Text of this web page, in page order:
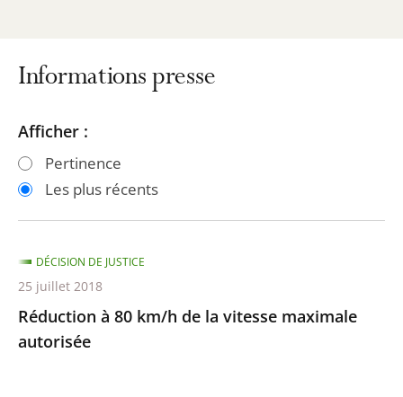
Informations presse
Passer
les
filtres
après
Passer
les
filtres
avant
Afficher :
Pertinence
Les plus récents
Réduction à 80 km/h de la vitesse maximale
autorisée
DÉCISION DE JUSTICE
25 juillet 2018